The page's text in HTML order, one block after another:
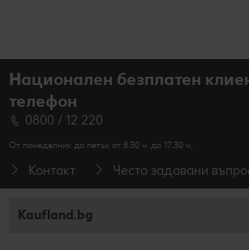
Национален безплатен
телефон
0800 / 12 220
От понеделник до петък от 8.30 ч. до 17.30 ч.
Контакт Често задавани
Kaufland.bg